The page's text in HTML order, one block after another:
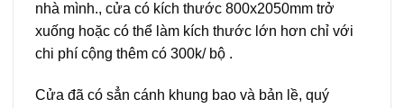
nhà mình., cửa có kích thước 800x2050mm trở
xuống hoặc có thể làm kích thước lớn hơn chỉ với
chi phí cộng thêm có 300k/ bộ .
Cửa đã có sẳn cánh khung bao và bản lề, quý